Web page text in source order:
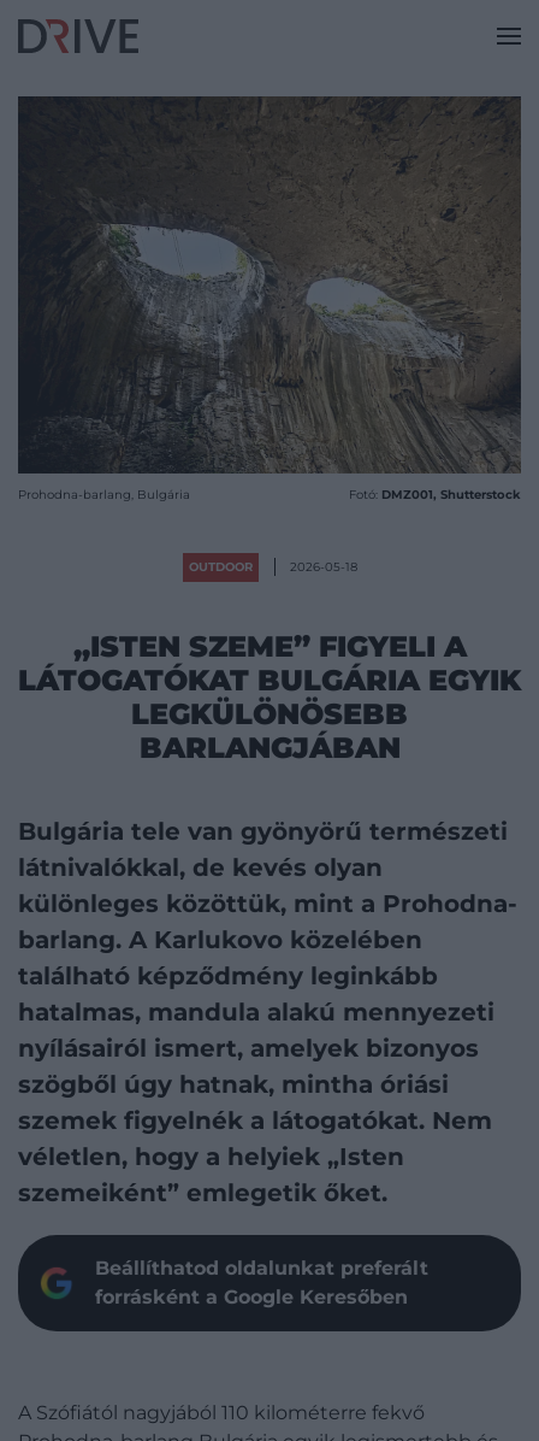
Prohodna-barlang, Bulgária Fotó: DMZ001, Shutterstock
OUTDOOR 2026-05-18
„ISTEN SZEME” FIGYELI A
LÁTOGATÓKAT BULGÁRIA EGYIK
LEGKÜLÖNÖSEBB
BARLANGJÁBAN
Bulgária tele van gyönyörű természeti
látnivalókkal, de kevés olyan
különleges közöttük, mint a Prohodna-
barlang. A Karlukovo közelében
található képződmény leginkább
hatalmas, mandula alakú mennyezeti
nyílásairól ismert, amelyek bizonyos
szögből úgy hatnak, mintha óriási
szemek figyelnék a látogatókat. Nem
véletlen, hogy a helyiek „Isten
szemeiként” emlegetik őket.
Beállíthatod oldalunkat preferált
forrásként a Google Keresőben
A Szófiától nagyjából 110 kilométerre fekvő